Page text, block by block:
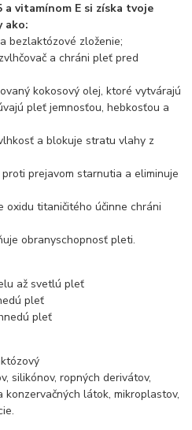
a vitamínom E si získa tvoje
ako:
bezlaktózové zloženie;
a chráni pleť pred
kokosový olej, ktoré vytvárajú
pleť jemnosťou, hebkosťou a
a blokuje stratu vlahy z
prejavom starnutia a eliminuje
titaničitého účinne chráni
obranyschopnosť pleti.
až svetlú pleť
pleť
pleť
silikónov, ropných derivátov,
konzervačných látok, mikroplastov,